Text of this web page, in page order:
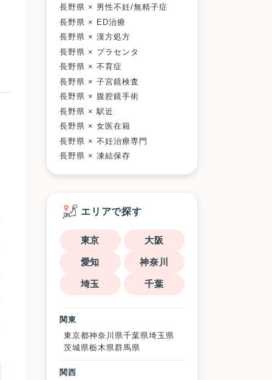
長野県 × 男性不妊/無精子症
長野県 × ED治療
長野県 × 漢方処方
長野県 × プラセンタ
長野県 × 不育症
長野県 × 子宮鏡検査
長野県 × 腹腔鏡手術
長野県 × 駅近
長野県 × 女医在籍
長野県 × 不妊治療専門
長野県 × 凍結保存
エリアで探す
東京 大阪
愛知 神奈川
埼玉 千葉
関東
東京都神奈川県千葉県埼玉県
茨城県栃木県群馬県
関西